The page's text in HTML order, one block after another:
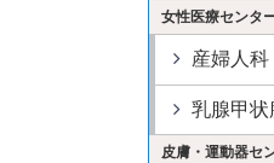
女性医療センタ
産婦人科
乳腺甲状
皮膚・運動器セ